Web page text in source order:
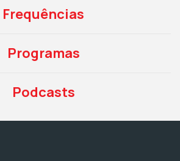
Frequências
Programas
Podcasts